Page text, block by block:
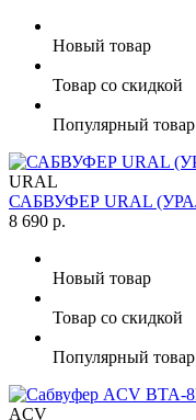
Новый товар
Товар со скидкой
Популярный товар
URAL
САБВУФЕР URAL
8 690 р.
Новый товар
Товар со скидкой
Популярный товар
ACV